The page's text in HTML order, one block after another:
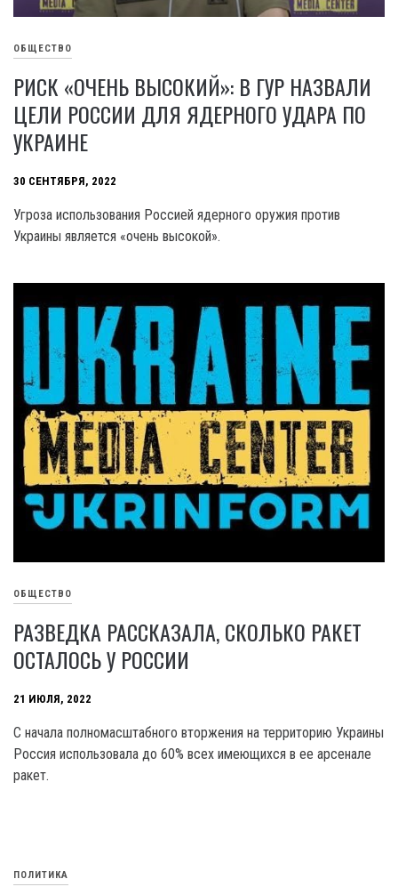
ОБЩЕСТВО
РИСК «ОЧЕНЬ ВЫСОКИЙ»: В ГУР НАЗВАЛИ
ЦЕЛИ РОССИИ ДЛЯ ЯДЕРНОГО УДАРА ПО
УКРАИНЕ
30 СЕНТЯБРЯ, 2022
Угроза использования Россией ядерного оружия против
Украины является «очень высокой».
ОБЩЕСТВО
РАЗВЕДКА РАССКАЗАЛА, СКОЛЬКО РАКЕТ
ОСТАЛОСЬ У РОССИИ
21 ИЮЛЯ, 2022
С начала полномасштабного вторжения на территорию Украины
Россия использовала до 60% всех имеющихся в ее арсенале
ракет.
ПОЛИТИКА